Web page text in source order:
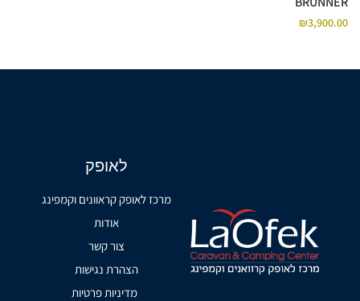
₪3,900.00
לאופק
מרכז לאופק קראוונים וקמפינג
אודות
צור קשר
הצהרת נגישות
מדיניות פרטיות